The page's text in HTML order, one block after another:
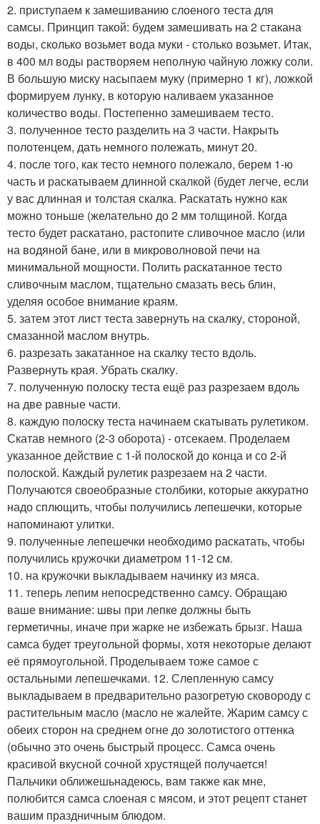
2. приступаем к замешиванию слоеного теста для
самсы. Принцип такой: будем замешивать на 2 стакана
воды, сколько возьмет вода муки - столько возьмет. Итак,
в 400 мл воды растворяем неполную чайную ложку соли.
В большую миску насыпаем муку (примерно 1 кг), ложкой
формируем лунку, в которую наливаем указанное
количество воды. Постепенно замешиваем тесто.
3. полученное тесто разделить на 3 части. Накрыть
полотенцем, дать немного полежать, минут 20.
4. после того, как тесто немного полежало, берем 1-ю
часть и раскатываем длинной скалкой (будет легче, если
у вас длинная и толстая скалка. Раскатать нужно как
можно тоньше (желательно до 2 мм толщиной. Когда
тесто будет раскатано, растопите сливочное масло (или
на водяной бане, или в микроволновой печи на
минимальной мощности. Полить раскатанное тесто
сливочным маслом, тщательно смазать весь блин,
уделяя особое внимание краям.
5. затем этот лист теста завернуть на скалку, стороной,
смазанной маслом внутрь.
6. разрезать закатанное на скалку тесто вдоль.
Развернуть края. Убрать скалку.
7. полученную полоску теста ещё раз разрезаем вдоль
на две равные части.
8. каждую полоску теста начинаем скатывать рулетиком.
Скатав немного (2-3 оборота) - отсекаем. Проделаем
указанное действие с 1-й полоской до конца и со 2-й
полоской. Каждый рулетик разрезаем на 2 части.
Получаются своеобразные столбики, которые аккуратно
надо сплющить, чтобы получились лепешечки, которые
напоминают улитки.
9. полученные лепешечки необходимо раскатать, чтобы
получились кружочки диаметром 11-12 см.
10. на кружочки выкладываем начинку из мяса.
11. теперь лепим непосредственно самсу. Обращаю
ваше внимание: швы при лепке должны быть
герметичны, иначе при жарке не избежать брызг. Наша
самса будет треугольной формы, хотя некоторые делают
её прямоугольной. Проделываем тоже самое с
остальными лепешечками. 12. Слепленную самсу
выкладываем в предварительно разогретую сковороду с
растительным масло (масло не жалейте. Жарим самсу с
обеих сторон на среднем огне до золотистого оттенка
(обычно это очень быстрый процесс. Самса очень
красивой вкусной сочной хрустящей получается!
Пальчики оближешьнадеюсь, вам также как мне,
полюбится самса слоеная с мясом, и этот рецепт станет
вашим праздничным блюдом.